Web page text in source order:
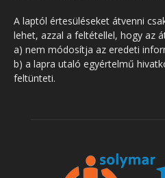
A laptól értesüléseket átvenni
lehet, azzal a feltétellel, hogy az
a) nem módosítja az eredeti
b) a lapra utaló egyértelmű
feltünteti.